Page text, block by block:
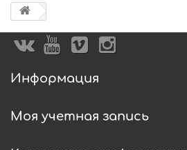
Информация
Моя учетная запись